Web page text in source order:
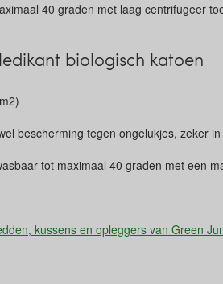
40 graden met laag centrifugeer
biologisch katoen
bescherming tegen ongelukjes, zeker
tot maximaal 40 graden met een
kussens en opleggers van Green